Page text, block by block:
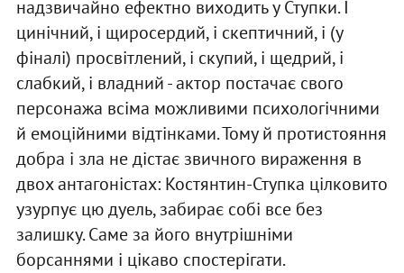
надзвичайно ефектно виходить у Ступки. І
цинічний, і щиросердий, і скептичний, і (у
фіналі) просвітлений, і скупий, і щедрий, і
слабкий, і владний - актор постачає свого
персонажа всіма можливими психологічними
й емоційними відтінками. Тому й протистояння
добра і зла не дістає звичного вираження в
двох антагоністах: Костянтин-Ступка цілковито
узурпує цю дуель, забирає собі все без
залишку. Саме за його внутрішніми
борсаннями і цікаво спостерігати.